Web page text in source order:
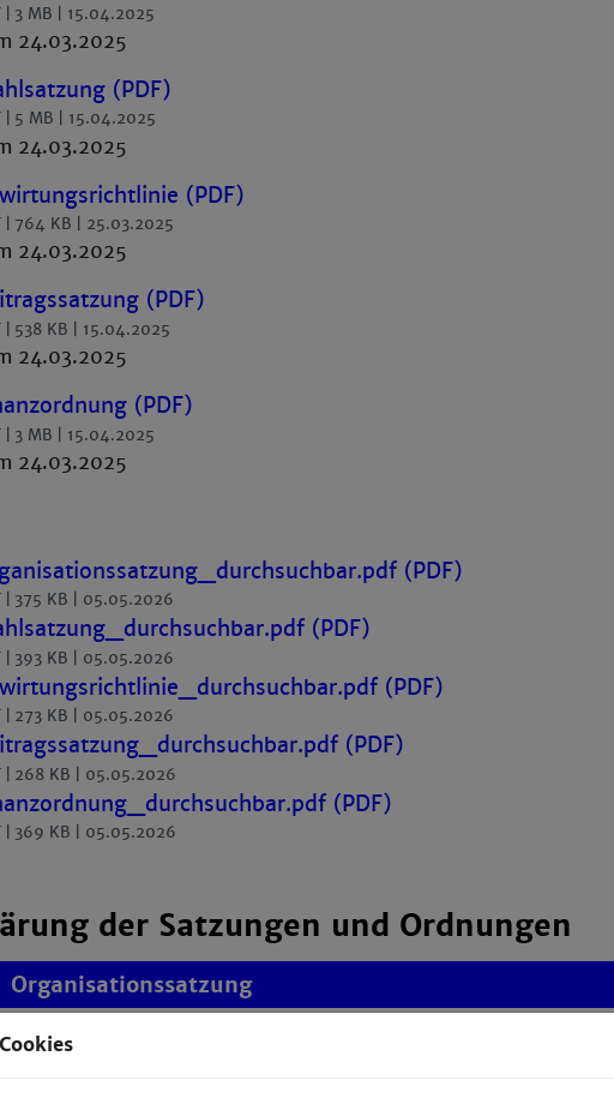
3 MB 15.04.2025
24.03.2025
(PDF)
5 MB 15.04.2025
24.03.2025
(PDF)
764 KB 25.03.2025
24.03.2025
(PDF)
538 KB 15.04.2025
24.03.2025
(PDF)
3 MB 15.04.2025
24.03.2025
(PDF)
375 KB 05.05.2026
(PDF)
393 KB 05.05.2026
(PDF)
273 KB 05.05.2026
(PDF)
268 KB 05.05.2026
(PDF)
369 KB 05.05.2026
der Satzungen und Ordnungen
Organisationssatzung
Beitragssatzung